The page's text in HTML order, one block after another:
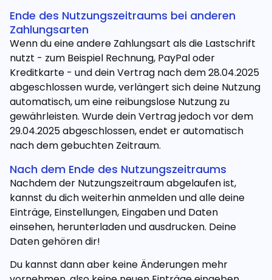
Ende des Nutzungszeitraums bei anderen
Zahlungsarten
Wenn du eine andere Zahlungsart als die Lastschrift
nutzt - zum Beispiel Rechnung, PayPal oder
Kreditkarte - und dein Vertrag nach dem 28.04.2025
abgeschlossen wurde, verlängert sich deine Nutzung
automatisch, um eine reibungslose Nutzung zu
gewährleisten. Wurde dein Vertrag jedoch vor dem
29.04.2025 abgeschlossen, endet er automatisch
nach dem gebuchten Zeitraum.
Nach dem Ende des Nutzungszeitraums
Nachdem der Nutzungszeitraum abgelaufen ist,
kannst du dich weiterhin anmelden und alle deine
Einträge, Einstellungen, Eingaben und Daten
einsehen, herunterladen und ausdrucken. Deine
Daten gehören dir!
Du kannst dann aber keine Änderungen mehr